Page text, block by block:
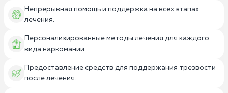
Непрерывная помощь и поддержка на всех этапах
лечения.
Персонализированные методы лечения для каждого
вида наркомании.
Предоставление средств для поддержания трезвости
после лечения.